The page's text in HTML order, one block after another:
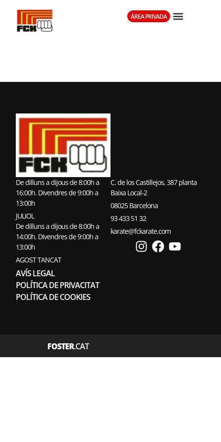
ÀREA PRIVADA
De dilluns a dijous de 8:00h a
16:00h. Divendres de 9:00h a
13:00h
JULIOL
De dilluns a dijous de 8:00h a
14:00h. Divendres de 9:00h a
13:00h
AGOST TANCAT
AVÍS LEGAL
POLÍTICA DE PRIVACITAT
POLÍTICA DE COOKIES
C. de los Castillejos, 387 planta
Baixa Local-2
08025 Barcelona
93 433 51 32
karate@fckarate.com
FOSTER.CAT